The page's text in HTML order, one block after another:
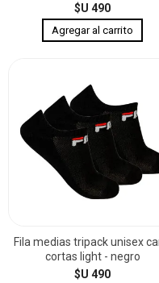
$U 490
Fila medias tripack unisex
cortas light - negro
$U 490